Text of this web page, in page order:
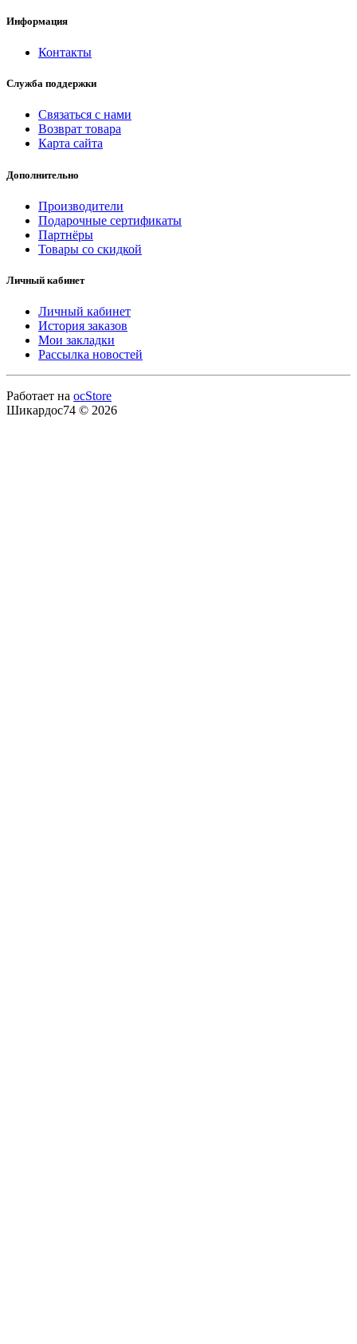
Информация
Контакты
Служба поддержки
Связаться с нами
Возврат товара
Карта сайта
Дополнительно
Производители
Подарочные сертификаты
Партнёры
Товары со скидкой
Личный кабинет
Личный кабинет
История заказов
Мои закладки
Рассылка новостей
Работает на ocStore
Шикардос74 © 2026